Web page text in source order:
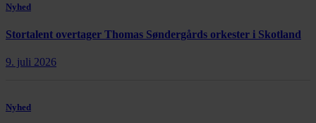
Nyhed
Stortalent overtager Thomas Søndergårds orkester i Skotland
9. juli 2026
Nyhed